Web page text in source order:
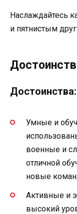
и пятнистым
Достоинства:
Умные и
военные и
отличной
новые
Активные и
высокий